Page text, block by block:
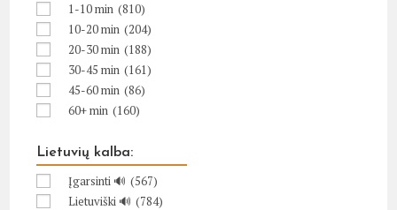
1-10 min (810)
10-20 min (204)
20-30 min (188)
30-45 min (161)
45-60 min (86)
60+ min (160)
Lietuvių kalba:
Įgarsinti 🔊 (567)
Lietuviški 🔊 (784)